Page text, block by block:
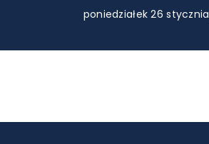
poniedziałek 26